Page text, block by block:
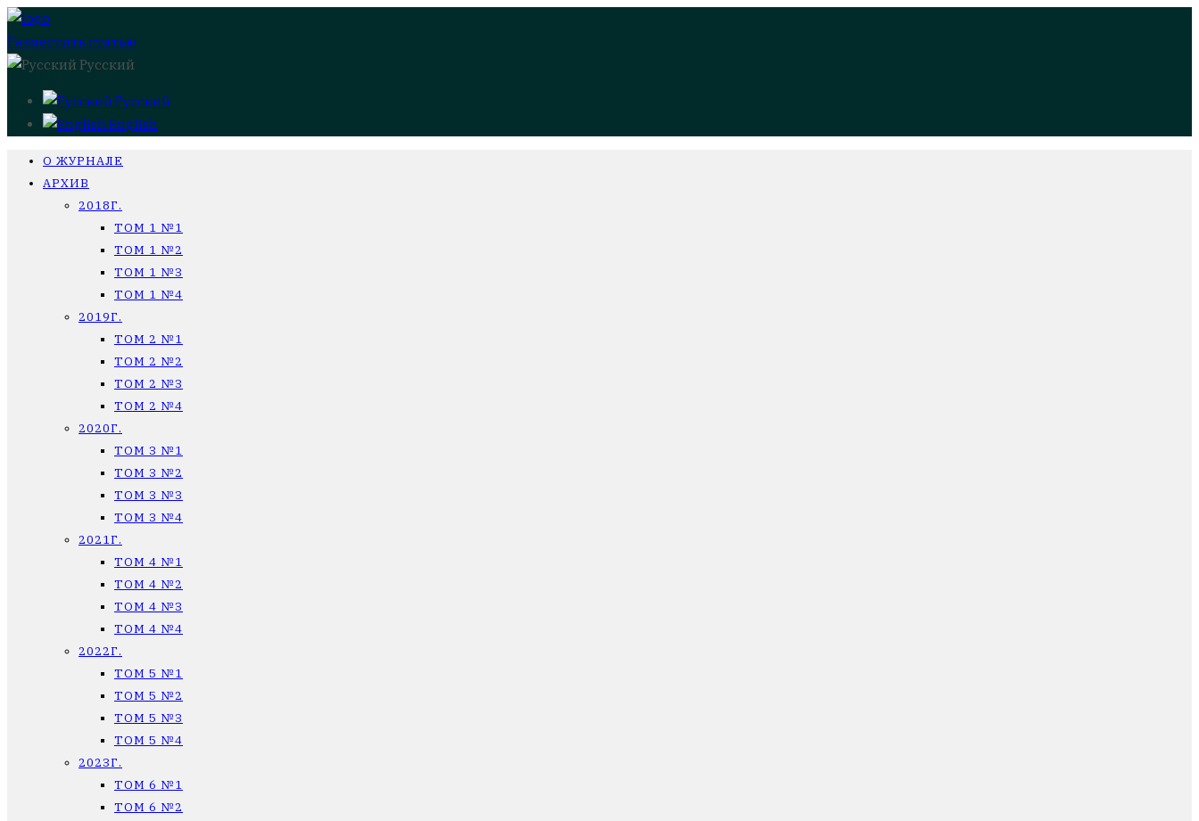
Разместить статью
Русский
Русский
English
О ЖУРНАЛЕ
АРХИВ
2018Г.
ТОМ 1 №1
ТОМ 1 №2
ТОМ 1 №3
ТОМ 1 №4
2019Г.
ТОМ 2 №1
ТОМ 2 №2
ТОМ 2 №3
ТОМ 2 №4
2020Г.
ТОМ 3 №1
ТОМ 3 №2
ТОМ 3 №3
ТОМ 3 №4
2021Г.
ТОМ 4 №1
ТОМ 4 №2
ТОМ 4 №3
ТОМ 4 №4
2022Г.
ТОМ 5 №1
ТОМ 5 №2
ТОМ 5 №3
ТОМ 5 №4
2023Г.
ТОМ 6 №1
ТОМ 6 №2